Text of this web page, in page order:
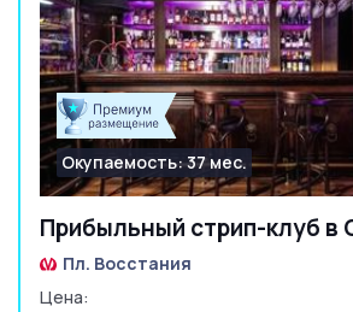
Прибыльный стрип-клуб в
Окупаемость: 37 мес.
Пл. Восстания
Цена: